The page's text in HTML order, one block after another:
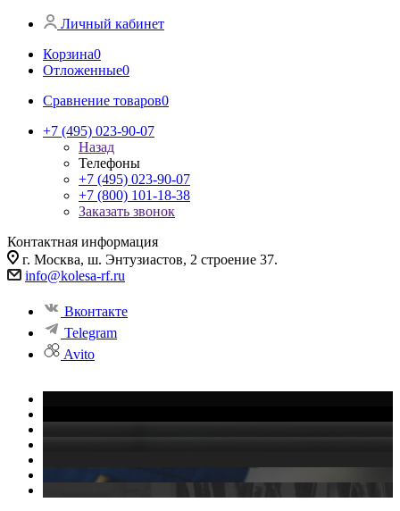
Личный кабинет
Корзина0
Отложенные0
Сравнение товаров0
+7 (495) 023-90-07
Назад
Телефоны
+7 (495) 023-90-07
+7 (800) 101-18-38
Заказать звонок
Контактная информация
г. Москва, ш. Энтузиастов, 2 строение 37.
info@kolesa-rf.ru
Вконтакте
Telegram
Avito